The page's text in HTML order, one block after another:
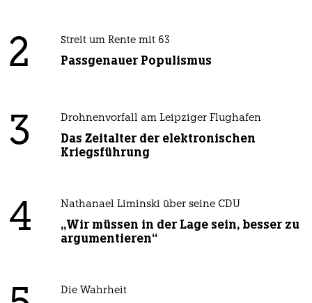
2 Streit um Rente mit 63
Passgenauer Populismus
3 Drohnenvorfall am Leipziger Flughafen
Das Zeitalter der elektronischen
Kriegsführung
4 Nathanael Liminski über seine CDU
„Wir müssen in der Lage sein, besser zu
argumentieren“
Die Wahrheit